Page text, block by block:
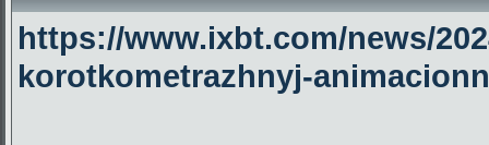
https://www.ixbt.com/news/
korotkometrazhnyj-